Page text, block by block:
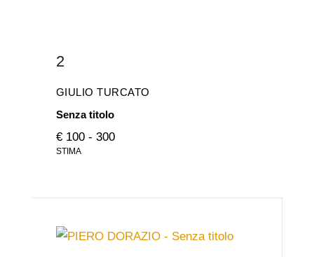
2
GIULIO TURCATO
Senza titolo
€ 100 - 300
STIMA